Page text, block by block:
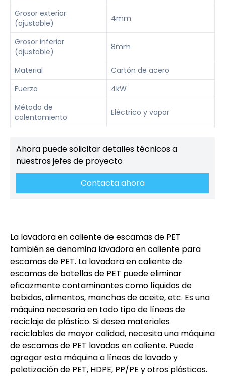
Grosor exterior
(ajustable)
4mm
Grosor inferior
(ajustable)
8mm
Material
Cartón de acero
Fuerza
4kW
Método de
calentamiento
Eléctrico y vapor
Ahora puede solicitar detalles técnicos a
nuestros jefes de proyecto
Contacta ahora
La lavadora en caliente de escamas de PET
también se denomina lavadora en caliente para
escamas de PET. La lavadora en caliente de
escamas de botellas de PET puede eliminar
eficazmente contaminantes como líquidos de
bebidas, alimentos, manchas de aceite, etc. Es una
máquina necesaria en todo tipo de líneas de
reciclaje de plástico. Si desea materiales
reciclables de mayor calidad, necesita una máquina
de escamas de PET lavadas en caliente. Puede
agregar esta máquina a líneas de lavado y
peletización de PET, HDPE, PP/PE y otros plásticos.